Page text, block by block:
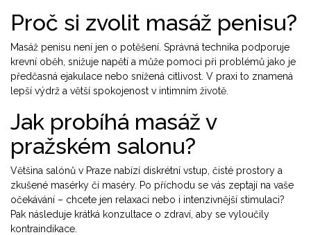
Proč si zvolit masáž penisu?
Masáž penisu není jen o potěšení. Správná technika podporuje
krevní oběh, snižuje napětí a může pomoci při problémů jako je
předčasná ejakulace nebo snížená citlivost. V praxi to znamená
lepší výdrž a větší spokojenost v intimním životě.
Jak probíhá masáž v
pražském salonu?
Většina salónů v Praze nabízí diskrétní vstup, čisté prostory a
zkušené masérky či maséry. Po příchodu se vás zeptají na vaše
očekávání – chcete jen relaxaci nebo i intenzivnější stimulaci?
Pak následuje krátká konzultace o zdraví, aby se vyloučily
kontraindikace.